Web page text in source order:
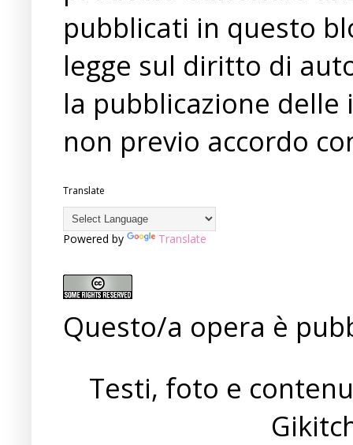
pubblicati in questo
legge sul diritto di
la pubblicazione
non previo accordo
Translate
Powered by Translate
Questo/a opera è
Testi, foto e